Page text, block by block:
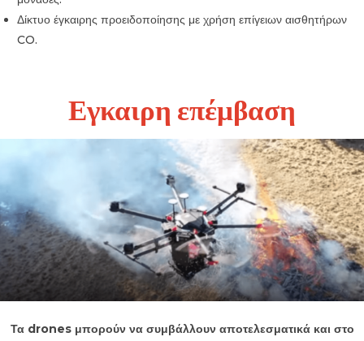
Δίκτυο έγκαιρης προειδοποίησης με χρήση επίγειων αισθητήρων
CO.
Εγκαιρη επέμβαση
Τα drones μπορούν να συμβάλλουν αποτελεσματικά και στο